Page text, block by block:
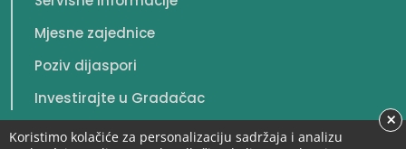
Mjesne zajednice
Poziv dijaspori
Investirajte u Gradačac
Koristimo kolačiće za personalizaciju sadržaja i analizu
×